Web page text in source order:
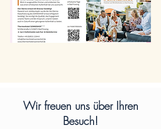
Wir freuen uns über Ihren
Besuch!